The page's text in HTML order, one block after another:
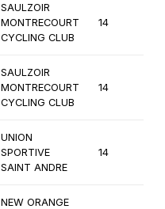
SAULZOIR
MONTRECOURT
CYCLING CLUB
14
SAULZOIR
MONTRECOURT
CYCLING CLUB
14
UNION
SPORTIVE
SAINT ANDRE
14
NEW ORANGE